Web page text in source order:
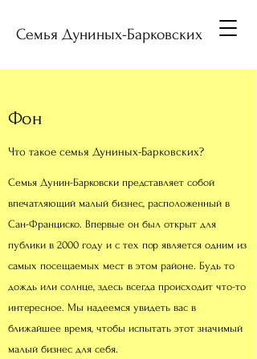
Семья Дуниных-Барковских
Фон
Что такое семья Дуниных-Барковских?
Семья Дунин-Барковски представляет собой
впечатляющий малый бизнес, расположенный в
Сан-Франциско. Впервые он был открыт для
публики в 2000 году и с тех пор является одним из
самых посещаемых мест в этом районе. Будь то
дождь или солнце, здесь всегда происходит что-то
интересное. Мы надеемся увидеть вас в
ближайшее время, чтобы испытать этот значимый
малый бизнес для себя.